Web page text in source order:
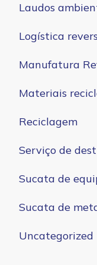
Laudos
Logística
Manufatura
Materiais
Reciclagem
Serviço de
Sucata de
Sucata de
Uncategorized